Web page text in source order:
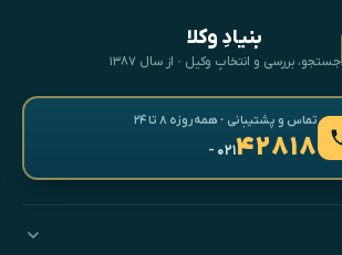
بنیادِ وکلا
جستجو، بررسی و انتخابِ وکیل · از سال ۱۳۸۷
تماس و پشتیبانی · همه‌روزه ۸ تا ۲۴
۴۲۸۱۸- ۰۲۱